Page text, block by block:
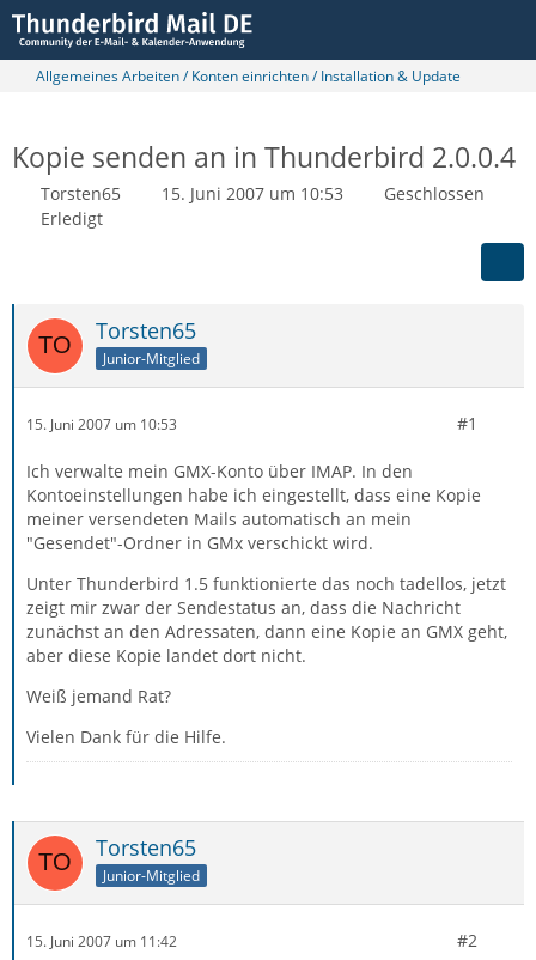
Allgemeines Arbeiten / Konten einrichten / Installation & Update
Kopie senden an in Thunderbird 2.0.0.4
Torsten65 15. Juni 2007 um 10:53
Geschlossen
Erledigt
Torsten65
Junior-Mitglied
15. Juni 2007 um 10:53 #1
Ich verwalte mein GMX-Konto über IMAP. In den
Kontoeinstellungen habe ich eingestellt, dass eine Kopie
meiner versendeten Mails automatisch an mein
"Gesendet"-Ordner in GMx verschickt wird.
Unter Thunderbird 1.5 funktionierte das noch tadellos, jetzt
zeigt mir zwar der Sendestatus an, dass die Nachricht
zunächst an den Adressaten, dann eine Kopie an GMX geht,
aber diese Kopie landet dort nicht.
Weiß jemand Rat?
Vielen Dank für die Hilfe.
Torsten65
Junior-Mitglied
15. Juni 2007 um 11:42 #2